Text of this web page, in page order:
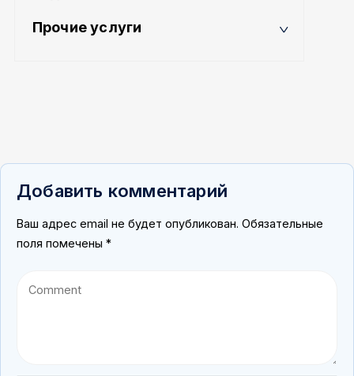
Прочие услуги
Добавить комментарий
Ваш адрес email не будет опубликован. Обязательные
поля помечены *